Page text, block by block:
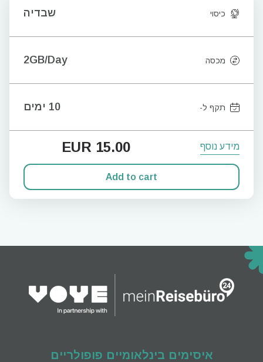
כיסוי שבדיה
מכסה 2GB/Day
תקף ל- 10 ימים
מידע נוסף EUR 15.00
Add to cart
איסימים בינלאומיים פופולריים